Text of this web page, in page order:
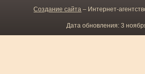
Создание сайта – Интернет-
Дата обновления: 3